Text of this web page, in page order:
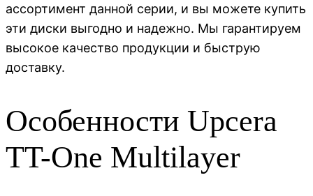
ассортимент данной серии, и вы можете купить
эти диски выгодно и надежно. Мы гарантируем
высокое качество продукции и быструю
доставку.
Особенности Upcera
TT-One Multilayer